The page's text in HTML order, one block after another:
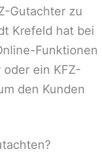
Gutachter zu
Krefeld hat bei
Funktionen
ein KFZ-
den Kunden